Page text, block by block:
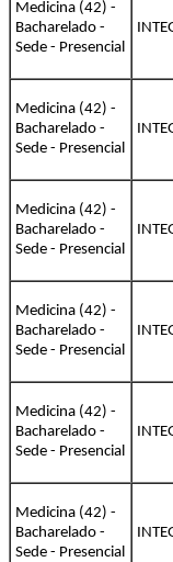
Medicina (42) -
Bacharelado -
Sede - Presencial
Medicina (42) -
Bacharelado -
Sede - Presencial
Medicina (42) -
Bacharelado -
Sede - Presencial
Medicina (42) -
Bacharelado -
Sede - Presencial
Medicina (42) -
Bacharelado -
Sede - Presencial
Medicina (42) -
Bacharelado -
Sede - Presencial